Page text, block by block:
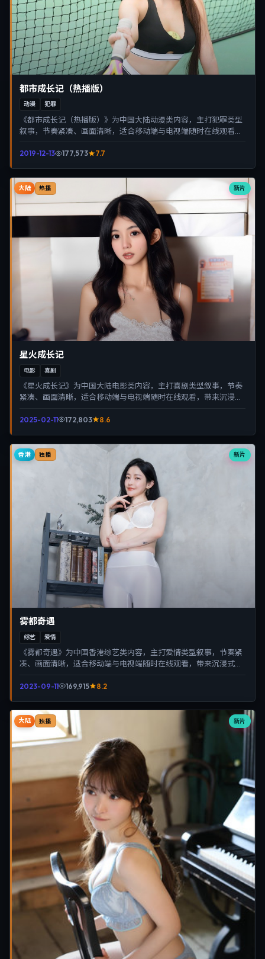
都市成长记（热播版）
动漫 犯罪
《都市成长记（热播版）》为中国大陆动漫类内容，主打犯罪类型
叙事，节奏紧凑、画面清晰，适合移动端与电视端随时在线观看，
2019-12-13 177,573 7.7
新片
大陆 热播
星火成长记
电影 喜剧
《星火成长记》为中国大陆电影类内容，主打喜剧类型叙事，节奏
紧凑、画面清晰，适合移动端与电视端随时在线观看，带来沉浸式
2025-02-11 172,803 8.6
新片
香港 独播
雾都奇遇
综艺 爱情
《雾都奇遇》为中国香港综艺类内容，主打爱情类型叙事，节奏紧
凑、画面清晰，适合移动端与电视端随时在线观看，带来沉浸式视
2023-09-11 169,915 8.2
新片
大陆 独播